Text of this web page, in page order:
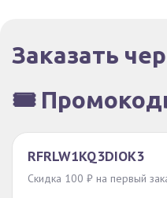
Заказать
🎟️
RFRLW1KQ3DIOK3
Скидка 100 ₽ на первый